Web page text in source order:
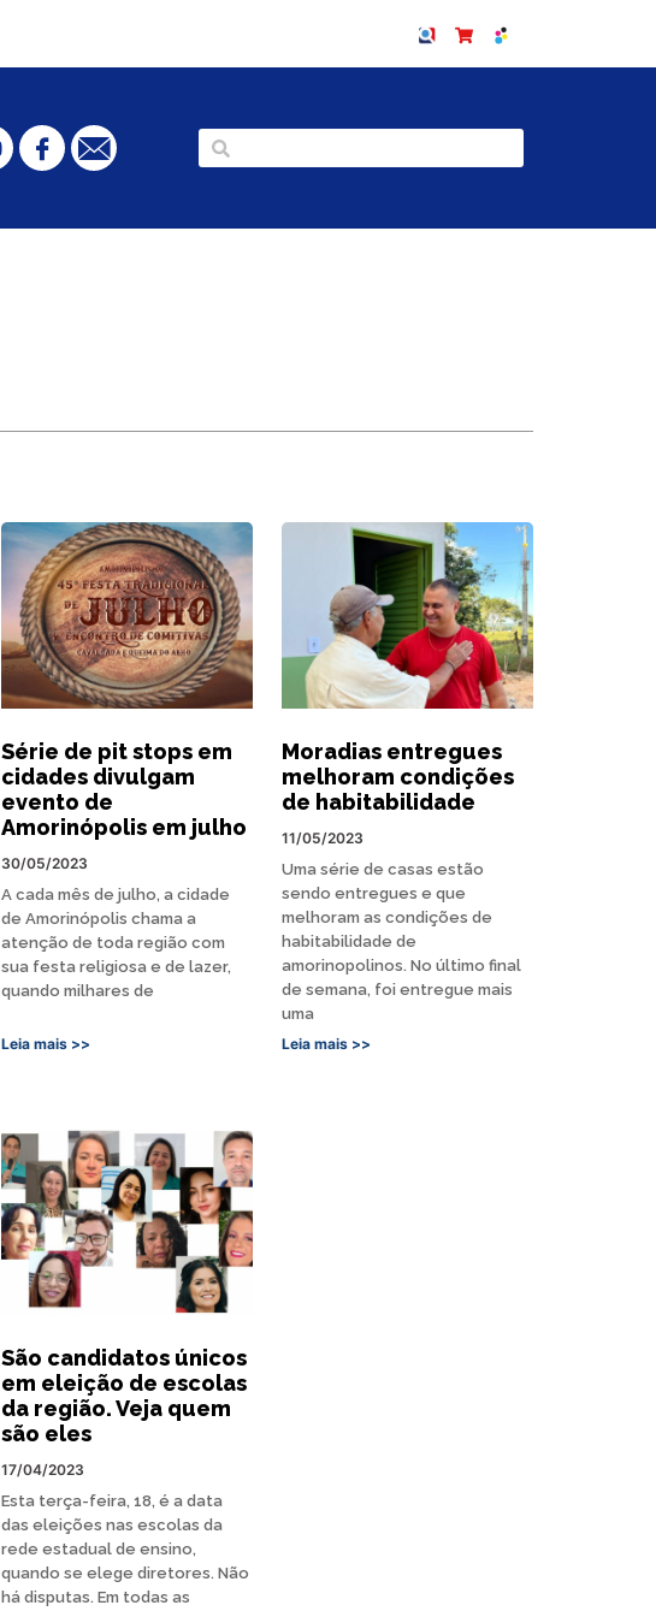
Série de pit stops em
cidades divulgam
evento de
Amorinópolis em julho
30/05/2023
A cada mês de julho, a cidade
de Amorinópolis chama a
atenção de toda região com
sua festa religiosa e de lazer,
quando milhares de
Leia mais >>
Moradias entregues
melhoram condições
de habitabilidade
11/05/2023
Uma série de casas estão
sendo entregues e que
melhoram as condições de
habitabilidade de
amorinopolinos. No último final
de semana, foi entregue mais
uma
Leia mais >>
São candidatos únicos
em eleição de escolas
da região. Veja quem
são eles
17/04/2023
Esta terça-feira, 18, é a data
das eleições nas escolas da
rede estadual de ensino,
quando se elege diretores. Não
há disputas. Em todas as